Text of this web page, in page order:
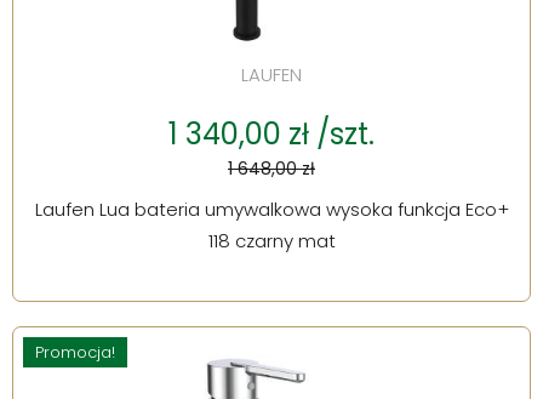
LAUFEN
1 340,00 zł /szt.
1 648,00 zł
Laufen Lua bateria umywalkowa wysoka funkcja Eco+
118 czarny mat
Promocja!